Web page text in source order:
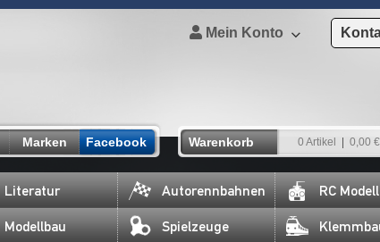
Mein Konto
Marken Facebook Warenkorb 0 Artikel 0,00 €
Literatur Autorennbahnen RC
Modellbau Spielzeuge